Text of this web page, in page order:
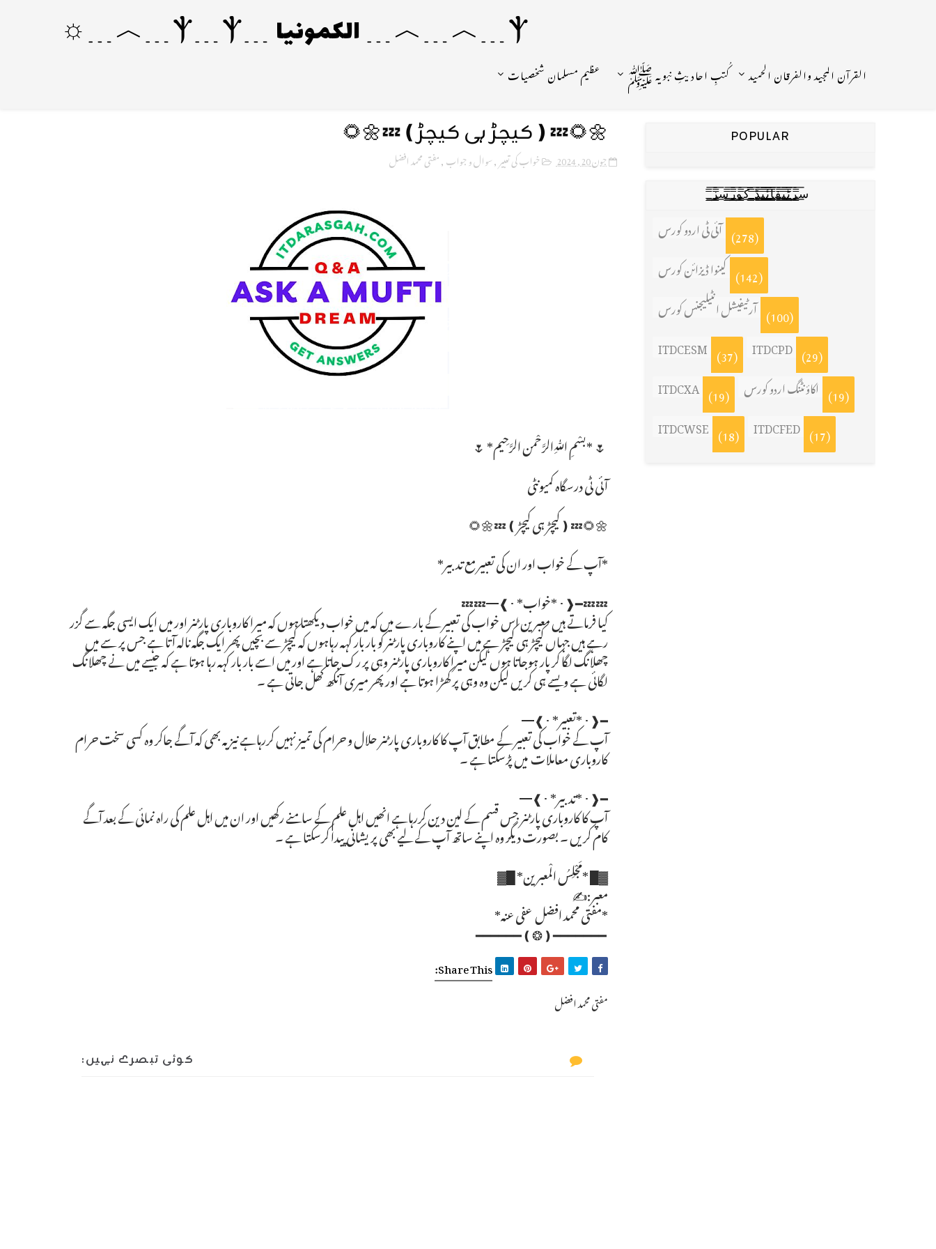
Ⲯ﹍︿﹍︿﹍ الکمونیا ﹍Ⲯ﹍Ⲯ﹍︿﹍☼
القرآن المجید والفرقان الحمید کُتبِ احادیثِ نبویہ ﷺ عظیم مسلمان شخصیات
🌼🌻💤❪کیچڑ ہی کیچڑ❫💤🌼🌻
جون 20, 2024 خواب کی تعبیر,سوال و جواب,مفتی محمد افضل
🌷 *بسْمِ ﷲِالرَّحْمن الرَّحِيم* 🌷
آئی ٹی درسگاہ کمیونٹی
🌼🌻💤❪کیچڑ ہی کیچڑ❫💤🌼🌻
*آپ کے خواب اور ان کی تعبیر مع تدبیر*
💤💤━❰･ *خواب* ･❱━💤💤
کیا فرماتے ہیں معبرین اس خواب کی تعبیر کے بارے میں کہ میں خواب دیکھتا ہوں کہ میرا کاروباری پارٹنر اور میں ایک ایسی جگہ سے گزر
رہے ہیں جہاں کیچڑ ہی کیچڑ ہے میں اپنے کاروباری پارٹنر کو بار بار کہہ رہاہوں کہ کیچڑ سے بچیں پھر ایک جگہ نالہ آتا ہے جس پر سے میں
چھلانگ لگا کر پار ہوجاتا ہوں لیکن میرا کاروباری پارٹنر وہی پر رک جاتا ہے اور میں اسے بار بار کہہ رہا ہوتا ہے کہ جیسے میں نے چھلانگ
لگائی ہے ویسے ہی کریں لیکن وہ وہی پر کھڑا ہوتا ہے اور پھر میری آنکھ کھل جاتی ہے ۔
━❰･ *تعبیر* ･❱━
آپ کے خواب کی تعبیر کے مطابق آپ کا کاروباری پارٹنر حلال و حرام کی تمیز نہیں کررہاہے نیز یہ بھی کہ آگے جاکر وہ کسی سخت حرام
کاروباری معاملات میں پڑسکتا ہے ۔
━❰･ *تدبیر* ･❱━
آپ کا کاروباری پارٹنر جس قسم کے لین دین کررہاہے انھیں اہل علم کے سامنے رکھیں اور ان میں اہل علم کی راہ نمائی کے بعد آگے
کام کریں ۔ بصورت دیگر وہ اپنے ساتھ آپ کے لیے بھی پریشانی پیدا کرسکتا ہے ۔
▓█ *مَجْلِسُ الْمعبرین* █▓
معبر:✍
*مفتی محمد افضل عفی عنہ*
━━━━━━━❪❂❫━━━━━━
Share This:
مفتی محمد افضل
کوئی تبصرے نہیں:
POPULAR
س̳̿͟͞ر̳̿͟͞ٹ̳̿͟͞ی̳̿͟͞ف̳̿͟͞ا̳̿͟͞ي̳̳̿ٔ̿͟͟͞͞ی̳̿͟͞ڈ̳̿͟͞ ̳̿͟͞ک̳̿͟͞و̳̿͟͞ر̳̿͟͞س̳̿͟͞ز̳̿͟͞
آئی ٹی اردو کورس (278)
کینوا ڈیزائن کورس (142)
آرٹیفیشل انٹیلیجنس کورس (100)
ITDCESM (37) ITDCPD (29)
ITDCXA (19) اکاؤنٹنگ اردو کورس (19)
ITDCWSE (18) ITDCFED (17)